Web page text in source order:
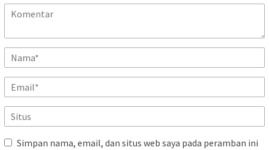
Simpan nama, email, dan situs web saya pada peramban ini